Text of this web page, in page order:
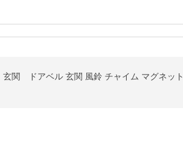
関 ドアベル 玄関 風鈴 チャイム マグネット